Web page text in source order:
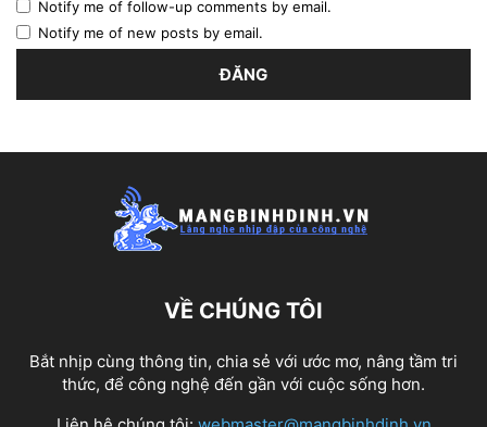
Notify me of follow-up comments by email.
Notify me of new posts by email.
VỀ CHÚNG TÔI
Bắt nhịp cùng thông tin, chia sẻ với ước mơ, nâng tầm tri
thức, để công nghệ đến gần với cuộc sống hơn.